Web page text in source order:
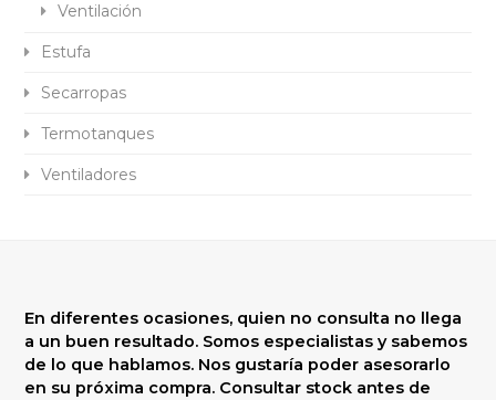
Ventilación
Estufa
Secarropas
Termotanques
Ventiladores
En diferentes ocasiones, quien no consulta no llega
a un buen resultado. Somos especialistas y sabemos
de lo que hablamos. Nos gustaría poder asesorarlo
en su próxima compra. Consultar stock antes de